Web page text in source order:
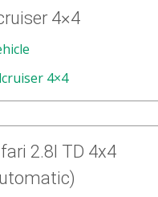
4×4
2.8l TD 4x4